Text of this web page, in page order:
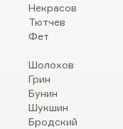
Некрасов
Тютчев
Фет
Шолохов
Грин
Бунин
Шукшин
Бродский